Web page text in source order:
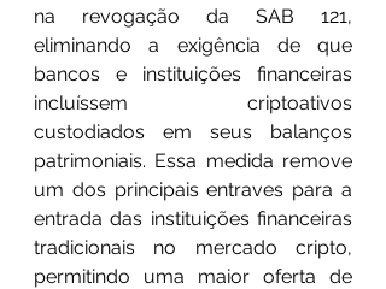
na revogação da SAB 121,
eliminando a exigência de que
bancos e instituições financeiras
incluíssem criptoativos
custodiados em seus balanços
patrimoniais. Essa medida remove
um dos principais entraves para a
entrada das instituições financeiras
tradicionais no mercado cripto,
permitindo uma maior oferta de